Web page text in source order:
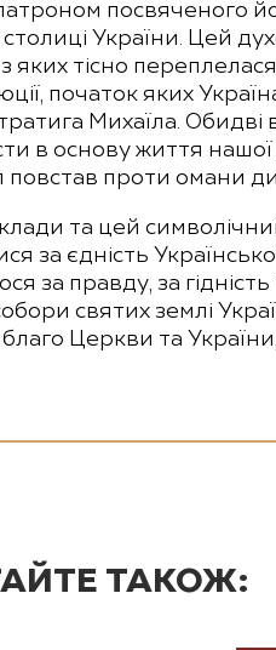
посвяченого
України. Цей
яких тісно
початок яких
Михаїла. Обидві
в основу життя
повстав проти омани
та цей
за єдність
за правду, за
святих землі
благо Церкви та
ТАКОЖ: